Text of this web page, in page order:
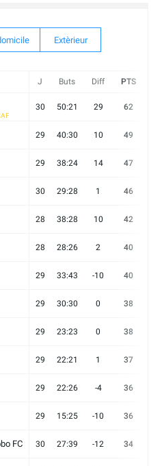
Extèrieur
J Buts Diff PTS
30 50:21 29 62
29 40:30 10 49
29 38:24 14 47
30 29:28 1 46
28 38:28 10 42
28 28:26 2 40
29 33:43 -10 40
29 30:30 0 38
29 23:23 0 38
29 22:21 1 37
29 22:26 -4 36
29 15:25 -10 36
FC 30 27:39 -12 34